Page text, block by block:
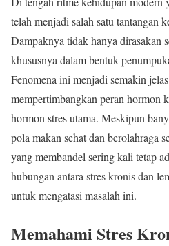
telah menjadi salah satu tantangan
Dampaknya tidak hanya dirasakan
khususnya dalam bentuk
Fenomena ini menjadi semakin
mempertimbangkan peran hormon
hormon stres utama. Meskipun
pola makan sehat dan berolahraga
yang membandel sering kali tetap
hubungan antara stres kronis dan
untuk mengatasi masalah ini.
Memahami Stres